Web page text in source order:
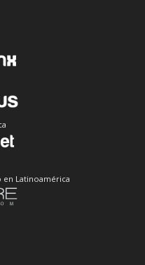
Latinoamérica